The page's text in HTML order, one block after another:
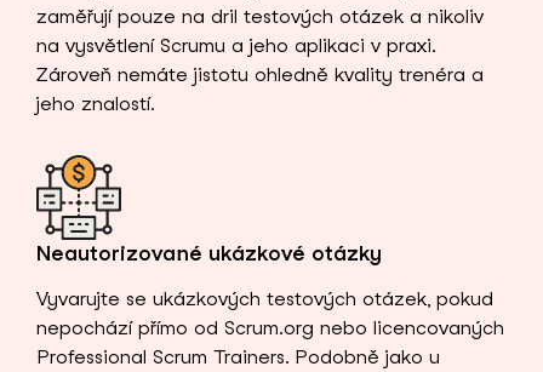
zaměřují pouze na dril testových otázek a nikoliv
na vysvětlení Scrumu a jeho aplikaci v praxi.
Zároveň nemáte jistotu ohledně kvality trenéra a
jeho znalostí.
Neautorizované ukázkové otázky
Vyvarujte se ukázkových testových otázek, pokud
nepochází přímo od Scrum.org nebo licencovaných
Professional Scrum Trainers. Podobně jako u